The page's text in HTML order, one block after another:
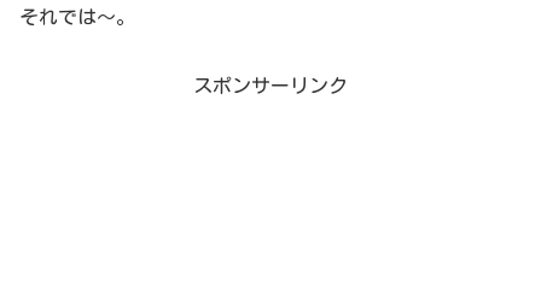
それでは～。
スポンサーリンク